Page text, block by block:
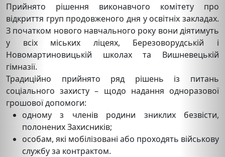
Прийнято рішення виконавчого комітету про
відкриття груп продовженого дня у освітніх закладах.
З початком нового навчального року вони діятимуть
у всіх міських ліцеях, Березоворудській і
Новомартиновицькій школах та Вишневецькій
гімназії.
Традиційно прийнято ряд рішень із питань
соціального захисту – щодо надання одноразової
грошової допомоги:
одному з членів родини зниклих безвісти,
полонених Захисників;
особам, які мобілізовані або проходять військову
службу за контрактом.